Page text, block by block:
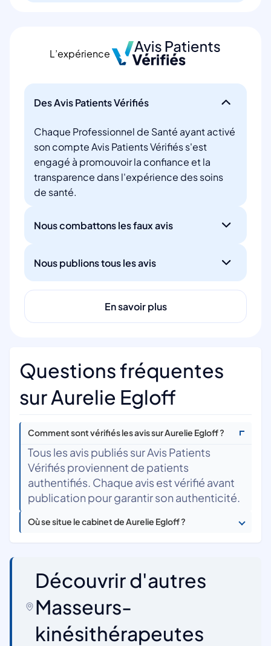
L’expérience
Des Avis Patients Vérifiés
Chaque Professionnel de Santé ayant activé
son compte Avis Patients Vérifiés s'est
engagé à promouvoir la confiance et la
transparence dans l'expérience des soins
de santé.
Nous combattons les faux avis
Nous publions tous les avis
En savoir plus
Questions fréquentes
sur Aurelie Egloff
Comment sont vérifiés les avis sur Aurelie Egloff ?
Tous les avis publiés sur Avis Patients
Vérifiés proviennent de patients
authentifiés. Chaque avis est vérifié avant
publication pour garantir son authenticité.
Où se situe le cabinet de Aurelie Egloff ?
Découvrir d'autres
Masseurs-
kinésithérapeutes